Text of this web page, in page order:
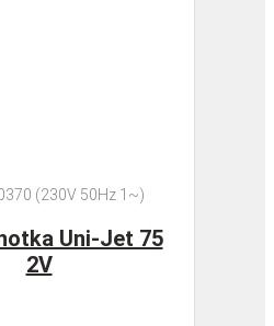
(230V 50Hz 1~)
Uni-Jet 75
2V